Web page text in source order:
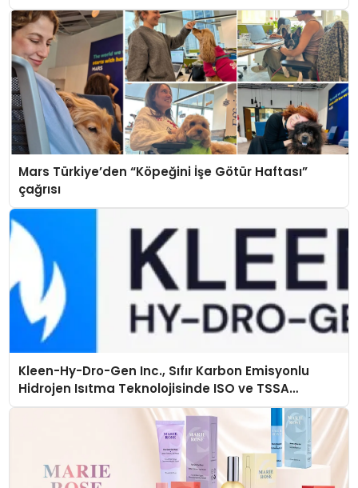
Mars Türkiye’den “Köpeğini İşe Götür Haftası”
çağrısı
Kleen-Hy-Dro-Gen Inc., Sıfır Karbon Emisyonlu
Hidrojen Isıtma Teknolojisinde ISO ve TSSA
Düzenleyici Onaylarını Aldı